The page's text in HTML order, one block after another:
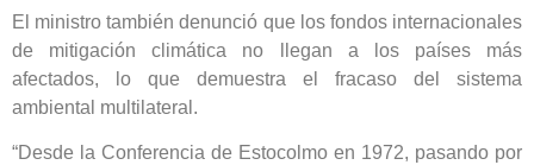
El ministro también denunció que los fondos internacionales
de mitigación climática no llegan a los países más
afectados, lo que demuestra el fracaso del sistema
ambiental multilateral.
“Desde la Conferencia de Estocolmo en 1972, pasando por